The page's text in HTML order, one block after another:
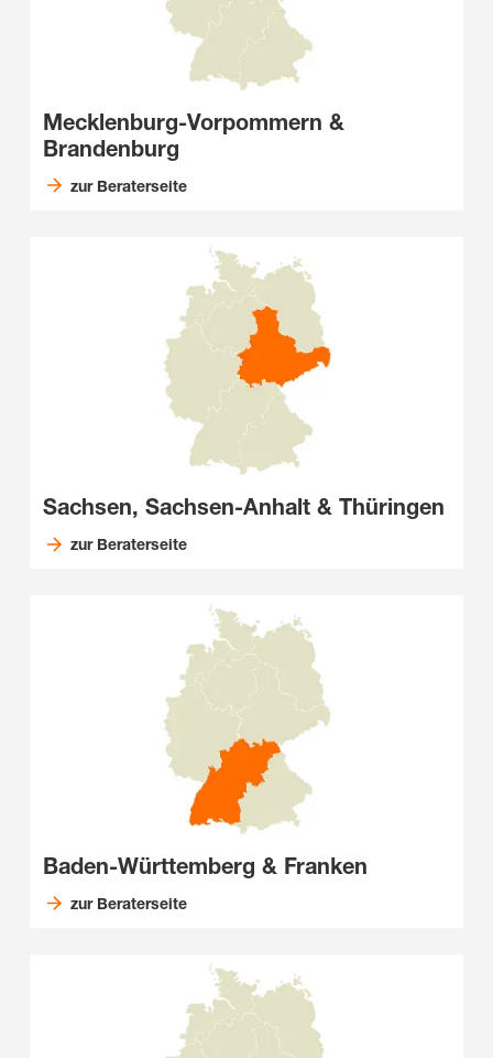
Mecklenburg-Vorpommern &
Brandenburg
zur Beraterseite
Sachsen, Sachsen-Anhalt & Thüringen
zur Beraterseite
Baden-Württemberg & Franken
zur Beraterseite